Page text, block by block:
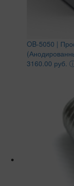
OB-5050 |
3160.00 руб.